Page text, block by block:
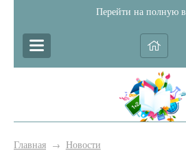
Перейти на полную
Главная → Новости